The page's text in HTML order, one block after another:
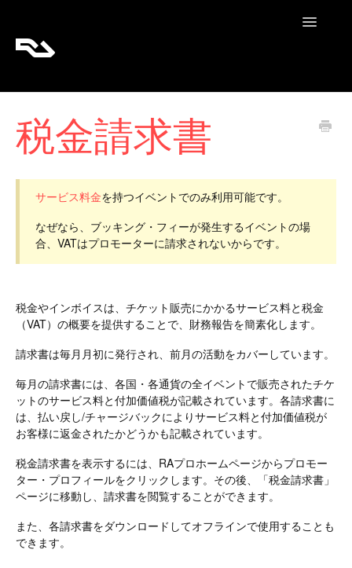
Toggle
RA Pro
RA Content
税金請求書
サービス料金を持つイベントでのみ利用可能です。
なぜなら、ブッキング・フィーが発生するイベントの場
合、VATはプロモーターに請求されないからです。
税金やインボイスは、チケット販売にかかるサービス料と税金
（VAT）の概要を提供することで、財務報告を簡素化します。
請求書は毎月月初に発行され、前月の活動をカバーしています。
毎月の請求書には、各国・各通貨の全イベントで販売されたチケ
ットのサービス料と付加価値税が記載されています。各請求書に
は、払い戻し/チャージバックによりサービス料と付加価値税が
お客様に返金されたかどうかも記載されています。
税金請求書を表示するには、RAプロホームページからプロモー
ター・プロフィールをクリックします。その後、「税金請求書」
ページに移動し、請求書を閲覧することができます。
また、各請求書をダウンロードしてオフラインで使用することも
できます。